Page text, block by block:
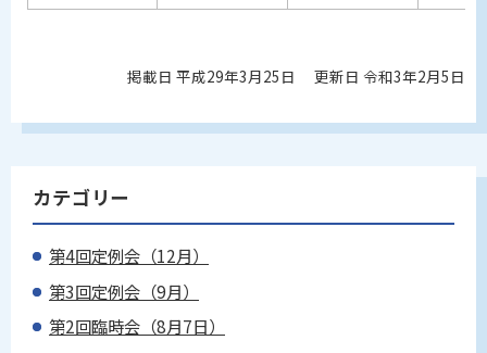
掲載日 平成29年3月25日 更新日 令和3年2月5日
カテゴリー
第4回定例会（12月）
第3回定例会（9月）
第2回臨時会（8月7日）